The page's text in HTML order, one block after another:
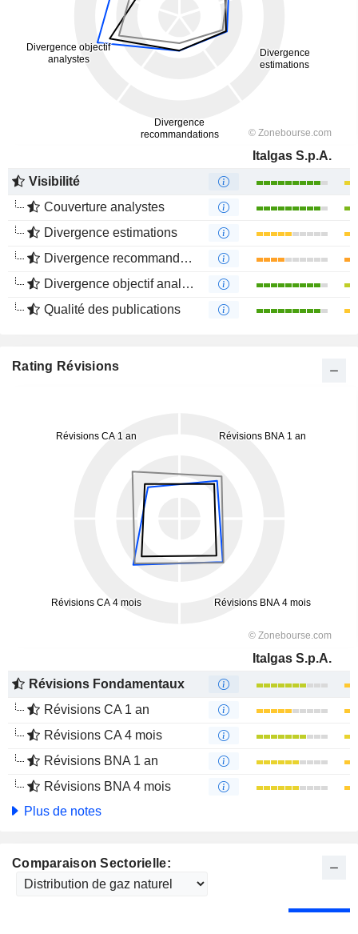
Italgas S.p.A.
Visibilité
Couverture analystes
Divergence estimations
Divergence recommandations analystes
Divergence objectif analystes
Qualité des publications
Rating Révisions
Italgas S.p.A.
Révisions Fondamentaux
Révisions CA 1 an
Révisions CA 4 mois
Révisions BNA 1 an
Révisions BNA 4 mois
Plus de notes
Comparaison Sectorielle: